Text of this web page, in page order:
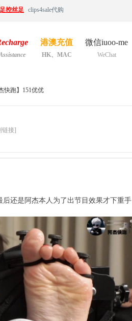
控丝足 clips4sale代购
港澳充值
HK、MAC
微信iuoo-me
WeChat
快跑】151优优
链接]
还是阿杰本人为了出节目效果才下重手